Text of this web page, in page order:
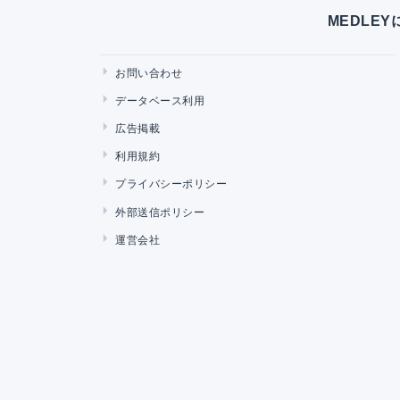
MEDLEY
お問い合わせ
データベース利用
広告掲載
利用規約
プライバシーポリシー
外部送信ポリシー
運営会社